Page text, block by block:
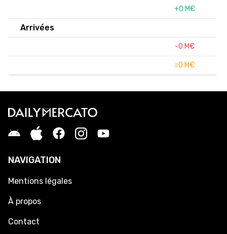
+0 M€
Arrivées
-0 M€
=0 M€
NAVIGATION
Mentions légales
À propos
Contact